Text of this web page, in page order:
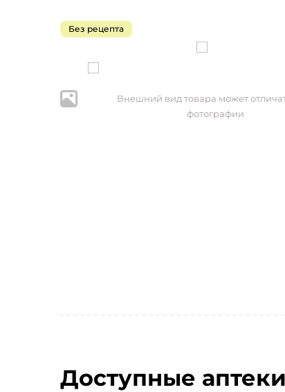
Без рецепта
Внешний вид товара может
фотографии
Доступные аптеки
*